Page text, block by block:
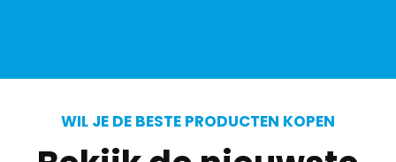
WIL JE DE BESTE PRODUCTEN KOPEN